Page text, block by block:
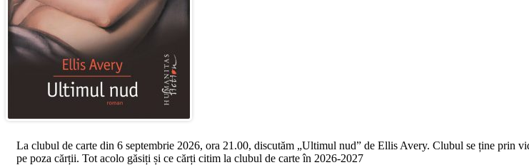
La clubul de carte din 6 septembrie 2026, ora 21.00, discutăm „Ultimul nud” de Ellis Avery. Clubul se ține prin
pe poza cărții. Tot acolo găsiți și ce cărți citim la clubul de carte în 2026-2027